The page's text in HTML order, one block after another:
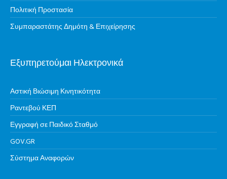
Πολιτική Προστασία
Συμπαραστάτης Δημότη & Επιχείρησης
Εξυπηρετούμαι Ηλεκτρονικά
Αστική Βιώσιμη Κινητικότητα
Ραντεβού ΚΕΠ
Εγγραφή σε Παιδικό Σταθμό
GOV.GR
Σύστημα Αναφορών